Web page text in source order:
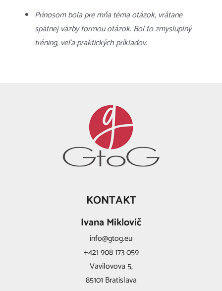
Prínosom bola pre mňa téma otázok, vrátane
spätnej väzby formou otázok. Bol to zmysluplný
tréning, veľa praktických príkladov.
KONTAKT
Ivana Miklovič
info@gtog.eu
+421 908 173 059
Vavilovova 5,
85101 Bratislava